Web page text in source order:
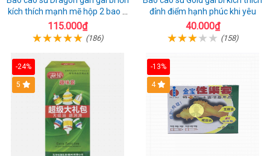
kích thích mạnh mẽ hộp 2 bao +
1 riêng
115.000₫
(186)
đỉnh điểm hạnh phúc khi yêu
40.000₫
(158)
-24%
Hot
5
-13%
Hot
4